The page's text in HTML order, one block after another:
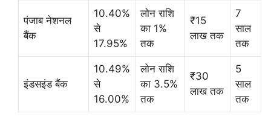
पंजाब नेशनल
बैंक
10.40%
से
17.95%
लोन राशि
का 1%
तक
₹15
लाख तक
7
साल
तक
इंडसइंड बैंक
10.49%
से
16.00%
लोन राशि
का 3.5%
तक
₹30
लाख तक
5
साल
तक